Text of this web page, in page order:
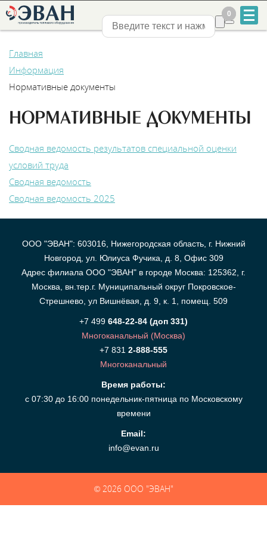
+7
831
2-
888-
Каталог
Нижний Новгород
0
0
Главная
Информация
Нормативные документы
НОРМАТИВНЫЕ ДОКУМЕНТЫ
Сводная ведомость результатов специальной оценки
условий труда
Сводная ведомость
Сводная ведомость 2025
ООО "ЭВАН": 603016, Нижегородская область, г. Нижний
Новгород, ул. Юлиуса Фучика, д. 8, Офис 309
Адрес филиала ООО "ЭВАН" в городе Москва: 125362, г.
Москва, вн.тер.г. Муниципальный округ Покровское-
Стрешнево, ул Вишнёвая, д. 9, к. 1, помещ. 509
+7 499 648-22-84 (доп 331)
Многоканальный (Москва)
+7 831 2-888-555
Многоканальный
Время работы:
с 07:30 до 16:00 понедельник-пятница по Московскому
времени
Email:
info@evan.ru
© 2026 ООО "ЭВАН"